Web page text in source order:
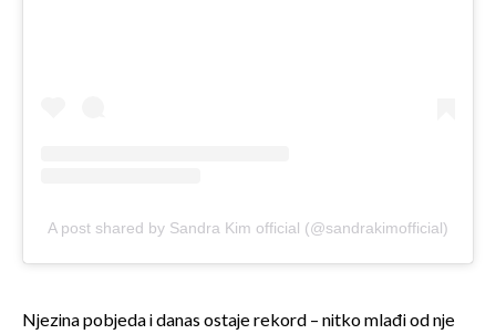
A post shared by Sandra Kim official (@sandrakimofficial)
Njezina pobjeda i danas ostaje rekord – nitko mlađi od nje